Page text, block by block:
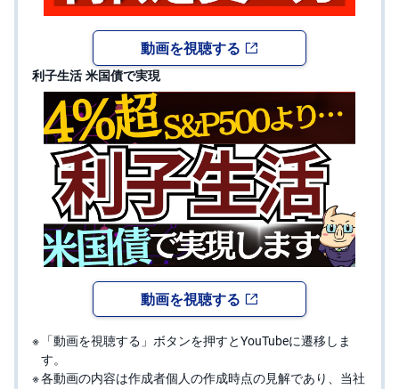
動画を視聴する
利子生活 米国債で実現
動画を視聴する
「動画を視聴する」ボタンを押すとYouTubeに遷移しま
す。
各動画の内容は作成者個人の作成時点の見解であり、当社